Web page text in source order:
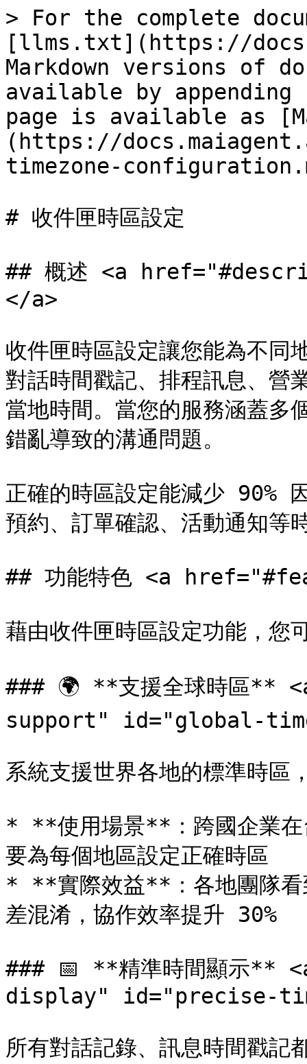
> For the complete
[llms.txt](https://
Markdown versions of
available by
page is available as
(https://
timezone-
# 收件匣時區設定
## 概述 <a
</a>
收件匣時區設定讓您能為不同
對話時間戳記、排程訊息、營
當地時間。當您的服務涵蓋多
錯亂導致的溝通問題。
正確的時區設定能減少 90%
預約、訂單確認、活動通知等
## 功能特色 <a
藉由收件匣時區設定功能，您
### 🌍 **支援全球時區
support" id="global-
系統支援世界各地的標準時區
* **使用場景**：跨國企業在
要為每個地區設定正確時區
* **實際效益**：各地團隊看
差混淆，協作效率提升 30%
### 📅 **精準時間顯示
display" id="precise-
所有對話記錄、訊息時間戳記